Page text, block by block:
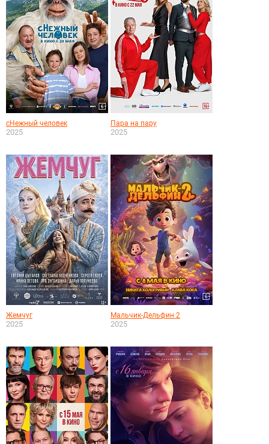
сНежный человек
2025
Пара на пару
2025
Жемчуг
2025
Мальчик-Дельфин 2
2025